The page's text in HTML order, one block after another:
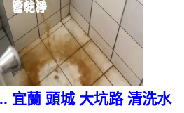
宜蘭 頭城 大坑路 清洗水